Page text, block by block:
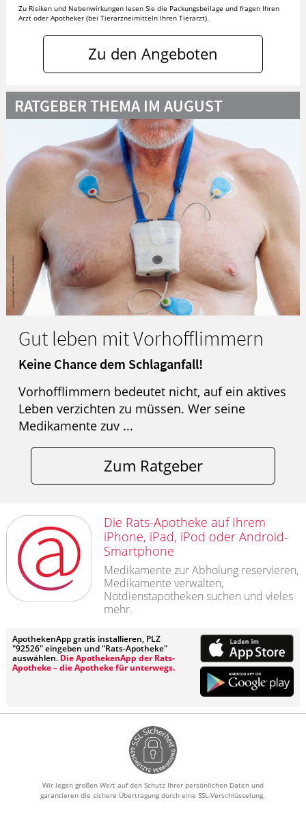
Zu Risiken und Nebenwirkungen lesen Sie die Packungsbeilage und fragen Ihren
Arzt oder Apotheker (bei Tierarzneimitteln Ihren Tierarzt).
Zu den Angeboten
RATGEBER THEMA IM AUGUST
Gut leben mit Vorhofflimmern
Keine Chance dem Schlaganfall!
Vorhofflimmern bedeutet nicht, auf ein aktives
Leben verzichten zu müssen. Wer seine
Medikamente zuv ...
Zum Ratgeber
Die Rats-Apotheke auf Ihrem
iPhone, iPad, iPod oder Android-
Smartphone
Medikamente zur Abholung reservieren,
Medikamente verwalten,
Notdienstapotheken suchen und vieles
mehr.
ApothekenApp gratis installieren, PLZ
"92526" eingeben und "Rats-Apotheke"
auswählen. Die ApothekenApp der Rats-
Apotheke – die Apotheke für unterwegs.
Wir legen großen Wert auf den Schutz Ihrer persönlichen Daten und
garantieren die sichere Übertragung durch eine SSL-Verschlüsselung.